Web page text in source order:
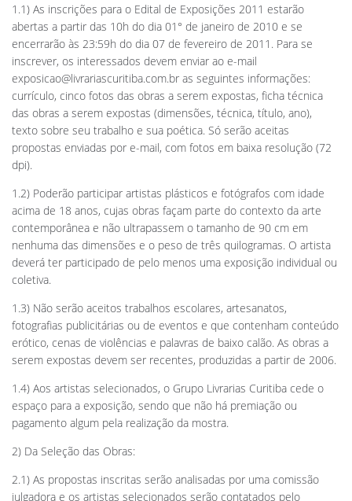
1.1) As inscrições para o Edital de Exposições 2011 estarão
abertas a partir das 10h do dia 01° de janeiro de 2010 e se
encerrarão às 23:59h do dia 07 de fevereiro de 2011. Para se
inscrever, os interessados devem enviar ao e-mail
exposicao@livrariascuritiba.com.br as seguintes informações:
currículo, cinco fotos das obras a serem expostas, ficha técnica
das obras a serem expostas (dimensões, técnica, título, ano),
texto sobre seu trabalho e sua poética. Só serão aceitas
propostas enviadas por e-mail, com fotos em baixa resolução (72
dpi).
1.2) Poderão participar artistas plásticos e fotógrafos com idade
acima de 18 anos, cujas obras façam parte do contexto da arte
contemporânea e não ultrapassem o tamanho de 90 cm em
nenhuma das dimensões e o peso de três quilogramas. O artista
deverá ter participado de pelo menos uma exposição individual ou
coletiva.
1.3) Não serão aceitos trabalhos escolares, artesanatos,
fotografias publicitárias ou de eventos e que contenham conteúdo
erótico, cenas de violências e palavras de baixo calão. As obras a
serem expostas devem ser recentes, produzidas a partir de 2006.
1.4) Aos artistas selecionados, o Grupo Livrarias Curitiba cede o
espaço para a exposição, sendo que não há premiação ou
pagamento algum pela realização da mostra.
2) Da Seleção das Obras:
2.1) As propostas inscritas serão analisadas por uma comissão
julgadora e os artistas selecionados serão contatados pelo